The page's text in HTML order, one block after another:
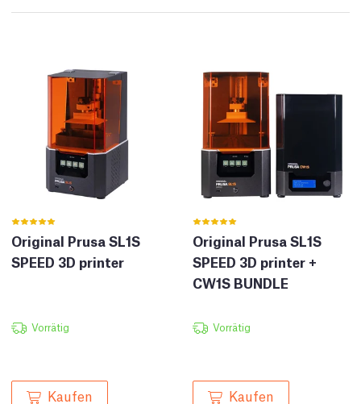
Original Prusa SL1S
SPEED 3D printer
Vorrätig
Kaufen
Original Prusa SL1S
SPEED 3D printer +
CW1S BUNDLE
Vorrätig
Kaufen